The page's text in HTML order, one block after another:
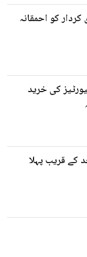
کو احمقانہ
کی خرید
کے قریب پہلا